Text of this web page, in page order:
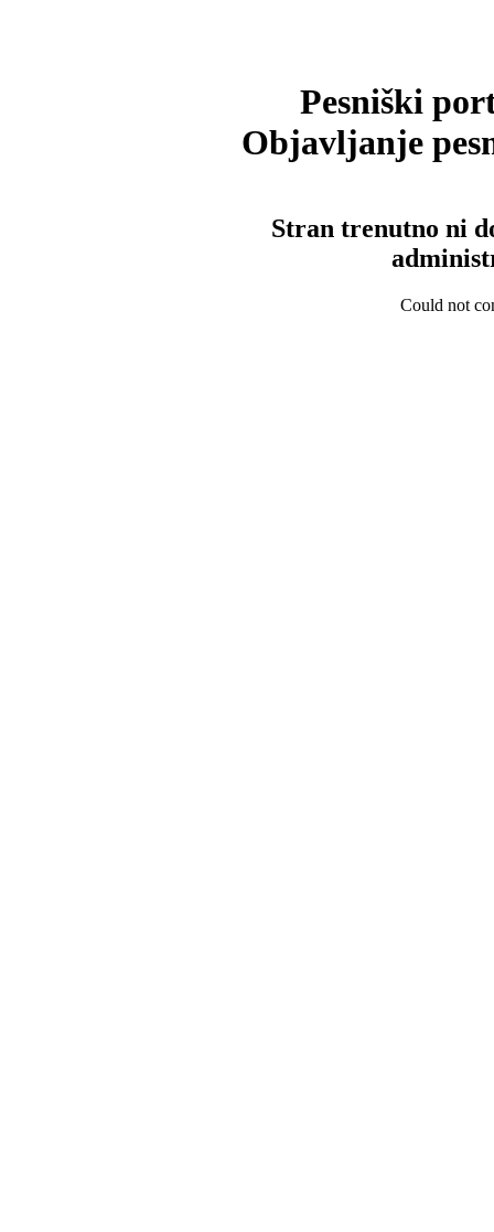
Pesniški
Objavljanje
Stran trenutno ni
Could not